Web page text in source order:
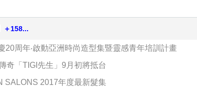
＋158...
20周年‧啟動亞洲時尚造型集暨靈感青年培訓計畫
奇「TIGI先生」9月初將抵台
SALONS 2017年度最新髮集